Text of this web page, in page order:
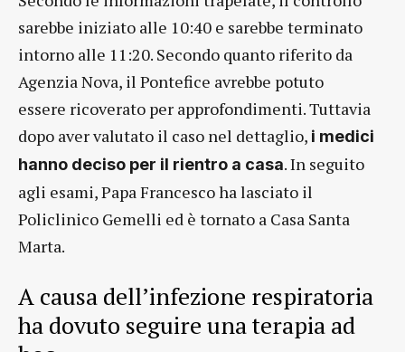
sarebbe iniziato alle 10:40 e sarebbe terminato
intorno alle 11:20. Secondo quanto riferito da
Agenzia Nova, il Pontefice avrebbe potuto
essere ricoverato per approfondimenti. Tuttavia
dopo aver valutato il caso nel dettaglio, i medici
hanno deciso per il rientro a casa. In seguito
agli esami, Papa Francesco ha lasciato il
Policlinico Gemelli ed è tornato a Casa Santa
Marta.
A causa dell’infezione respiratoria
ha dovuto seguire una terapia ad